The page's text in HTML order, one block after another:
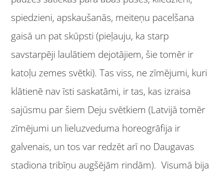
spiedzieni, apskaušanās, meiteņu pacelšana
gaisā un pat skūpsti (pieļauju, ka starp
savstarpēji laulātiem dejotājiem, šie tomēr ir
katoļu zemes svētki). Tas viss, ne zīmējumi, kuri
klātienē nav īsti saskatāmi, ir tas, kas izraisa
sajūsmu par šiem Deju svētkiem (Latvijā tomēr
zīmējumi un lieluzveduma horeogrāfija ir
galvenais, un tos var redzēt arī no Daugavas
stadiona tribīņu augšējām rindām). Visumā bija